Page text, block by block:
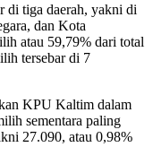
di tiga daerah, yakni di
dan Kota
atau 59,79% dari total
tersebar di 7
KPU Kaltim dalam
sementara paling
27.090, atau 0,98%